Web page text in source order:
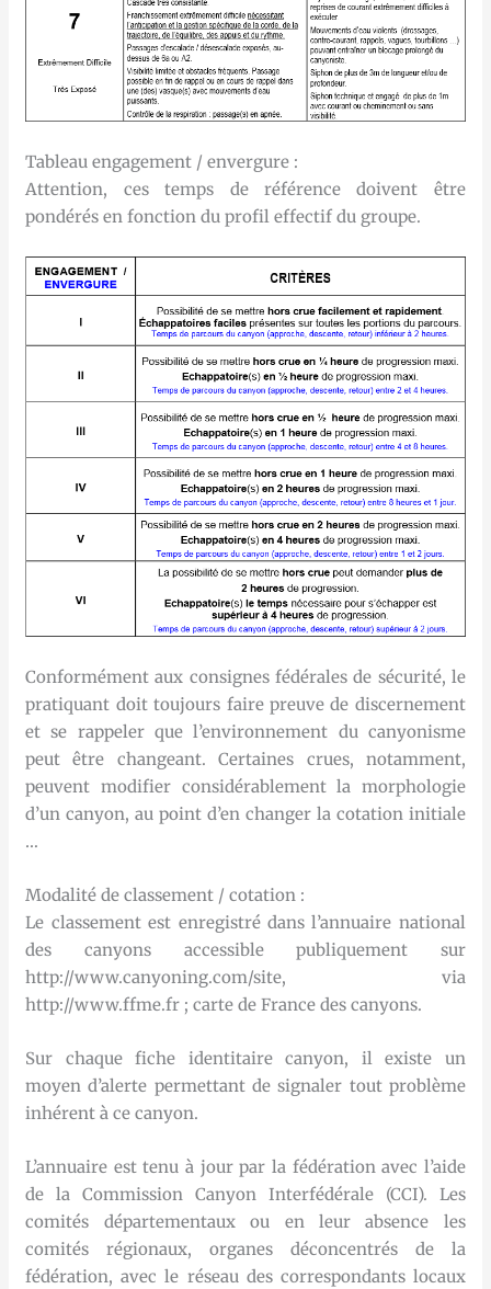
Tableau engagement / envergure :
Attention, ces temps de référence doivent être
pondérés en fonction du profil effectif du groupe.
Conformément aux consignes fédérales de sécurité, le
pratiquant doit toujours faire preuve de discernement
et se rappeler que l’environnement du canyonisme
peut être changeant. Certaines crues, notamment,
peuvent modifier considérablement la morphologie
d’un canyon, au point d’en changer la cotation initiale
…
Modalité de classement / cotation :
Le classement est enregistré dans l’annuaire national
des canyons accessible publiquement sur
http://www.canyoning.com/site, via
http://www.ffme.fr ; carte de France des canyons.
Sur chaque fiche identitaire canyon, il existe un
moyen d’alerte permettant de signaler tout problème
inhérent à ce canyon.
L’annuaire est tenu à jour par la fédération avec l’aide
de la Commission Canyon Interfédérale (CCI). Les
comités départementaux ou en leur absence les
comités régionaux, organes déconcentrés de la
fédération, avec le réseau des correspondants locaux